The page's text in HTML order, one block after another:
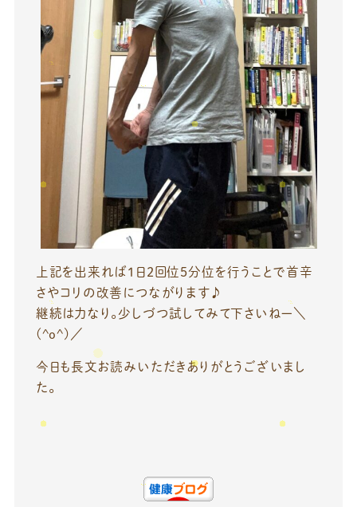
上記を出来れば1日2回位5分位を行うことで首辛
さやコリの改善につながります♪
継続は力なり。少しづつ試してみて下さいねー＼
(^o^)／
今日も長文お読みいただきありがとうございまし
た。